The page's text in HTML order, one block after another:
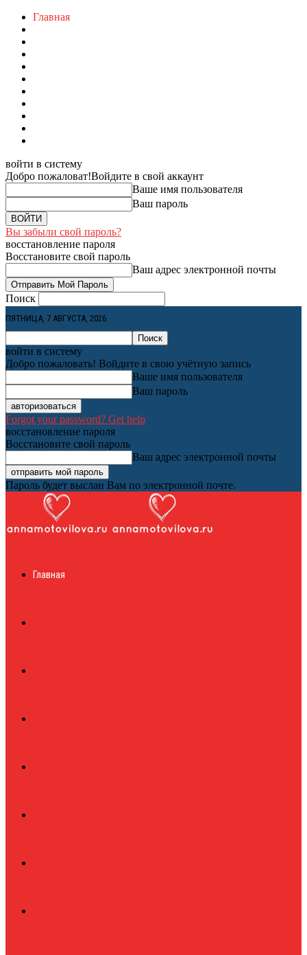
Главная
войти в систему
Добро пожаловат!Войдите в свой аккаунт
Ваше имя пользователя
Ваш пароль
Вы забыли свой пароль?
восстановление пароля
Восстановите свой пароль
Ваш адрес электронной почты
Поиск
ПЯТНИЦА, 7 АВГУСТА, 2026
войти в систему
Добро пожаловать! Войдите в свою учётную запись
Ваше имя пользователя
Ваш пароль
Forgot your password? Get help
восстановление пароля
Восстановите свой пароль
Ваш адрес электронной почты
Пароль будет выслан Вам по электронной почте.
журналГлавная